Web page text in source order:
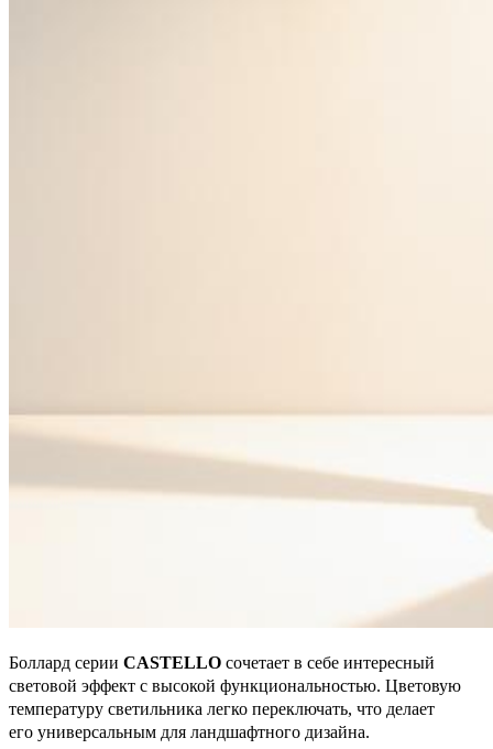
Боллард серии CASTELLO сочетает в себе интересный
световой эффект с высокой функциональностью. Цветовую
температуру светильника легко переключать, что делает
его универсальным для ландшафтного дизайна.